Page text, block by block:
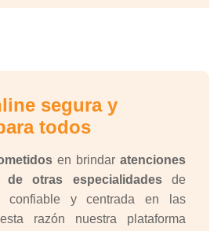
segura y
todos
en brindar atenciones
otras especialidadesde
confiable y centrada en las
razón nuestra plataforma